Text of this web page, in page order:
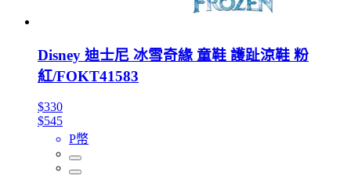
Disney 迪士尼 冰雪奇緣 童鞋 護趾涼鞋 粉
紅/FOKT41583
$330
$545
P幣